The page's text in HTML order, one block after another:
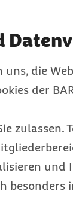
uns, die
der